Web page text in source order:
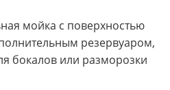
мойка с поверхностью
резервуаром,
бокалов или разморозки